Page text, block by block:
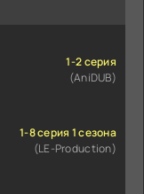
1-2 серия
(AniDUB)
1-8 серия 1 сезона
(LE-Production)